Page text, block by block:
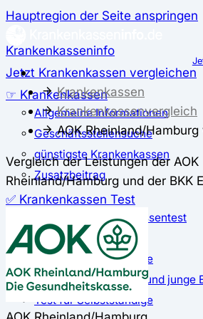
Hauptregion der Seite anspringen
Krankenkasseninfo
Jetzt Krankenkassen vergleichen
☞ Krankenkassen
Allgemeine Informationen
Geschäftsstellensuche
günstigste Krankenkassen
Zusatzbeitrag
✅ Krankenkassen Test
Der große Krankenkassentest
Test für Studierende
Test für Auszubildende
Test für Schwangere und junge
Test für Selbstständige
Krankenkassen
Krankenkassenvergleich
AOK Rheinland/Hamburg
Vergleich der Leistungen der AOK
Rheinland/Hamburg und der BKK